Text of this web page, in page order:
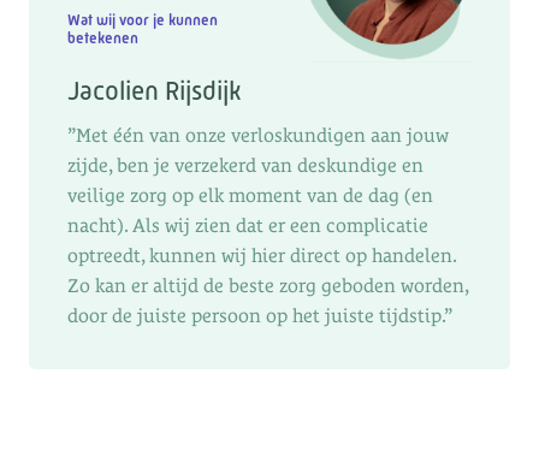
Wat wij voor je kunnen
betekenen
Jacolien Rijsdijk
”Met één van onze verloskundigen aan jouw
zijde, ben je verzekerd van deskundige en
veilige zorg op elk moment van de dag (en
nacht). Als wij zien dat er een complicatie
optreedt, kunnen wij hier direct op handelen.
Zo kan er altijd de beste zorg geboden worden,
door de juiste persoon op het juiste tijdstip.”